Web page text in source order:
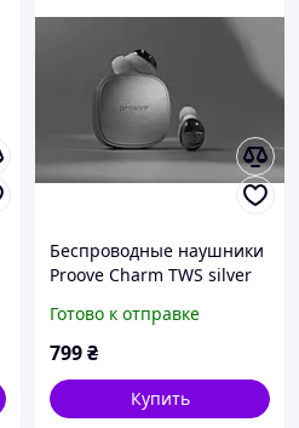
Беспроводные наушники
Proove Charm TWS silver
Готово к отправке
799₴
Купить